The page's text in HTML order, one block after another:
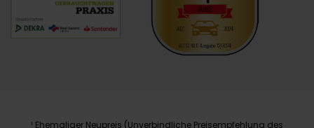
1 Ehemaliger Neupreis (Unverbindliche Preisempfehlung des